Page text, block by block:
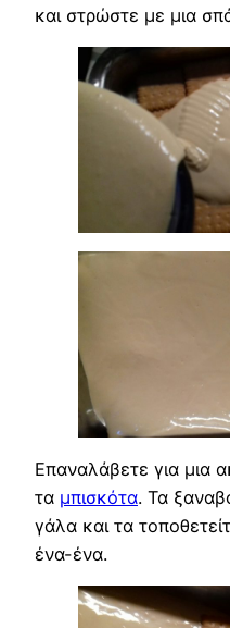
και στρώστε με μια
Επαναλάβετε για μια
τα μπισκότα. Τα
γάλα και τα
ένα-ένα.